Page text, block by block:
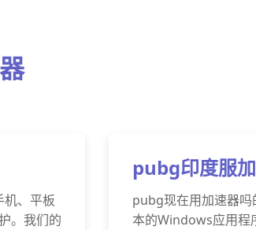
、平板
。我们的
pubg印度服
pubg现在用加速器吗
本的Windows应用程